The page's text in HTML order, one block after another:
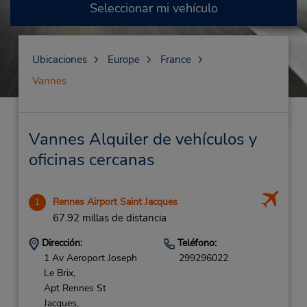
Seleccionar mi vehículo
Ubicaciones Europe
France
Vannes
Vannes Alquiler de vehículos y
oficinas cercanas
1 Rennes Airport Saint Jacques
67.92 millas de distancia
Dirección:
1 Av Aeroport Joseph
Le Brix,
Apt Rennes St
Jacques,
Teléfono:
299296022